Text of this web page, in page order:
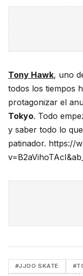
Tony Hawk, uno
todos los tiempos
protagonizar el
Tokyo. Todo
y saber todo lo
patinador. https://
#JJOO SKATE